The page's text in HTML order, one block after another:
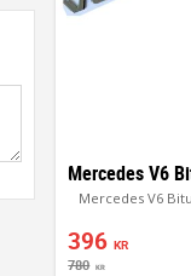
Mercedes V6
396 KR
780 KR